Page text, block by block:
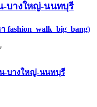
-บางใหญ่-นนทบุรี
fashion_walk_big_bang)
-บางใหญ่-นนทบุรี